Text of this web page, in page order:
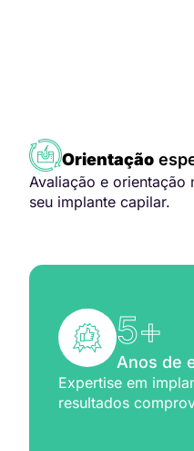
Orientação
Avaliação e orientação
seu implante capilar.
5+
Anos de
Expertise em
resultados